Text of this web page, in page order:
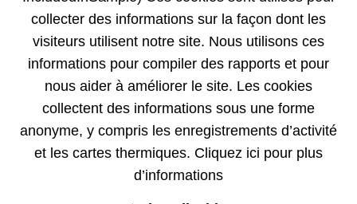
collecter des informations sur la façon dont les
visiteurs utilisent notre site. Nous utilisons ces
informations pour compiler des rapports et pour
nous aider à améliorer le site. Les cookies
collectent des informations sous une forme
anonyme, y compris les enregistrements d’activité
et les cartes thermiques. Cliquez ici pour plus
d’informations